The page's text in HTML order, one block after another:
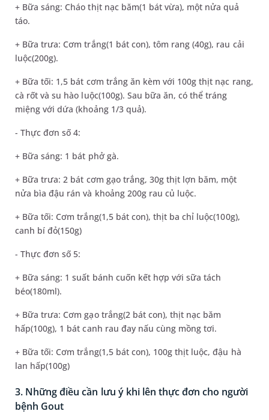
+ Bữa sáng: Cháo thịt nạc băm(1 bát vừa), một nửa quả
táo.
+ Bữa trưa: Cơm trắng(1 bát con), tôm rang (40g), rau cải
luộc(200g).
+ Bữa tối: 1,5 bát cơm trắng ăn kèm với 100g thịt nạc rang,
cà rốt và su hào luộc(100g). Sau bữa ăn, có thể tráng
miệng với dứa (khoảng 1/3 quả).
- Thực đơn số 4:
+ Bữa sáng: 1 bát phở gà.
+ Bữa trưa: 2 bát cơm gạo trắng, 30g thịt lợn băm, một
nửa bìa đậu rán và khoảng 200g rau củ luộc.
+ Bữa tối: Cơm trắng(1,5 bát con), thịt ba chỉ luộc(100g),
canh bí đỏ(150g)
- Thực đơn số 5:
+ Bữa sáng: 1 suất bánh cuốn kết hợp với sữa tách
béo(180ml).
+ Bữa trưa: Cơm gạo trắng(2 bát con), thịt nạc băm
hấp(100g), 1 bát canh rau đay nấu cùng mồng tơi.
+ Bữa tối: Cơm trắng(1,5 bát con), 100g thịt luộc, đậu hà
lan hấp(100g)
3. Những điều cần lưu ý khi lên thực đơn cho người
bệnh Gout